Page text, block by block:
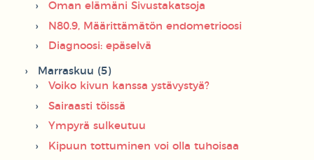
Oman elämäni Sivustakatsoja
N80.9, Määrittämätön endometrioosi
Diagnoosi: epäselvä
Marraskuu (5)
Voiko kivun kanssa ystävystyä?
Sairaasti töissä
Ympyrä sulkeutuu
Kipuun tottuminen voi olla tuhoisaa